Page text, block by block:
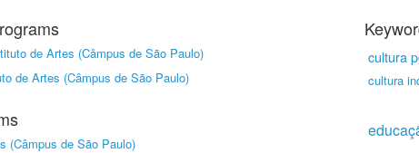
de Artes (Câmpus de São Paulo)
de Artes (Câmpus de São Paulo)
(Câmpus de São Paulo)
cultura
cultura